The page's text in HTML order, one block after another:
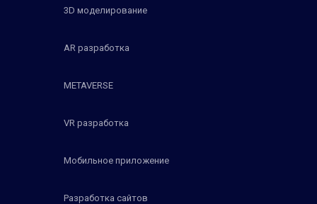
3D моделирование
AR разработка
METAVERSE
VR разработка
Мобильное приложение
Разработка сайтов